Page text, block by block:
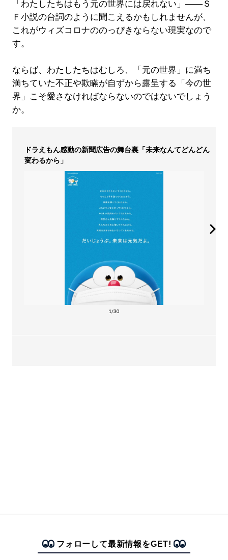
「わたしたちはもう元の世界には戻れない」――Ｓ
Ｆ小説の台詞のように聞こえるかもしれませんが、
これがウィズコロナののっぴきならない現実なので
す。
ならば、わたしたちはむしろ、「元の世界」に満ち
満ちていた不正や欺瞞が自ずから露呈する「今の世
界」こそ愛さなければならないのではないでしょう
か。
ドラえもん感動の新聞広告の舞台裏「未来なんてどんどん
変わるから」
1/30
フォローして最新情報をGET!